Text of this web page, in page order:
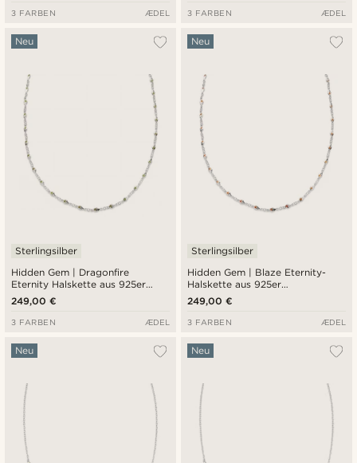
3 FARBEN ÆDEL 3 FARBEN ÆDEL
Hidden Gem | Dragonfire
Eternity Halskette aus 925er
Sterlingsilber
Neu
Sterlingsilber
249,00 €
3 FARBEN ÆDEL
Hidden Gem | Blaze Eternity-
Halskette aus 925er
Sterlingsilber
Neu
Sterlingsilber
249,00 €
3 FARBEN ÆDEL
Neu Neu